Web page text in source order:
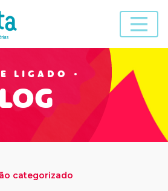
LIGADO
categorizado